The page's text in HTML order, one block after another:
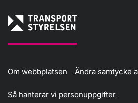
Om webbplatsen Ändra samtycke
Så hanterar vi personuppgifter